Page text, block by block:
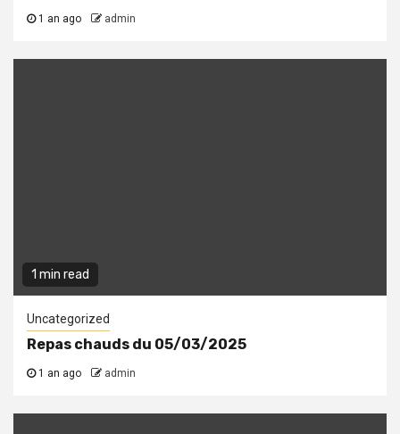
1 an ago admin
1 min read
Uncategorized
Repas chauds du 05/03/2025
1 an ago admin